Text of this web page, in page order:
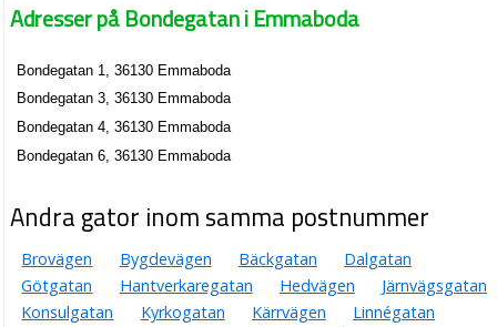
Adresser på Bondegatan i Emmaboda
Bondegatan 1, 36130 Emmaboda
Bondegatan 3, 36130 Emmaboda
Bondegatan 4, 36130 Emmaboda
Bondegatan 6, 36130 Emmaboda
Andra gator inom samma postnummer
Brovägen Bygdevägen Bäckgatan
Dalgatan
Götgatan
Hantverkaregatan Hedvägen
Järnvägsgatan
Konsulgatan
Kyrkogatan Kärrvägen
Linnégatan